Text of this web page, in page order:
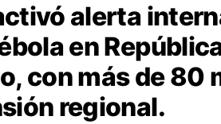
alerta
en
con más de 80
regional.